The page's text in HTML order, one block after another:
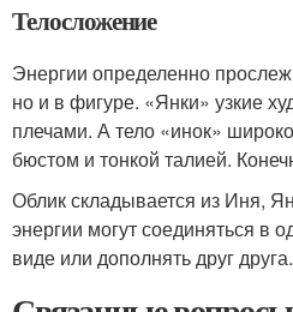
Телосложение
Энергии определенно
но и в фигуре. «Янки» узкие
плечами. А тело «инок»
бюстом и тонкой талией.
Облик складывается из Иня,
энергии могут соединяться в
виде или дополнять друг друга.